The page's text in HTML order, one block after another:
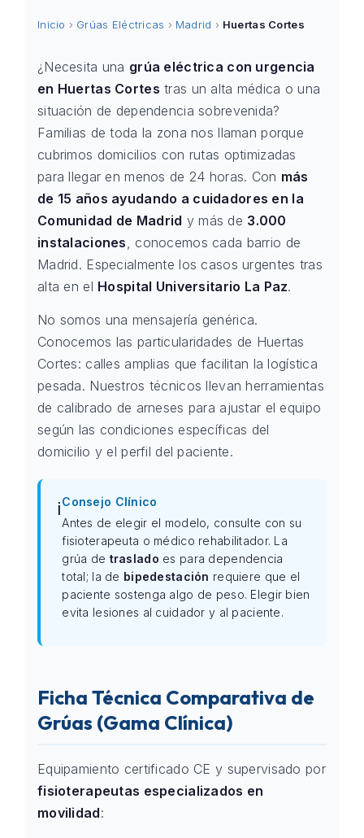
Inicio › Grúas Eléctricas › Madrid › Huertas Cortes
¿Necesita una grúa eléctrica con urgencia
en Huertas Cortes tras un alta médica o una
situación de dependencia sobrevenida?
Familias de toda la zona nos llaman porque
cubrimos domicilios con rutas optimizadas
para llegar en menos de 24 horas. Con más
de 15 años ayudando a cuidadores en la
Comunidad de Madrid y más de 3.000
instalaciones, conocemos cada barrio de
Madrid. Especialmente los casos urgentes tras
alta en el Hospital Universitario La Paz.
No somos una mensajería genérica.
Conocemos las particularidades de Huertas
Cortes: calles amplias que facilitan la logística
pesada. Nuestros técnicos llevan herramientas
de calibrado de arneses para ajustar el equipo
según las condiciones específicas del
domicilio y el perfil del paciente.
ℹ️Consejo Clínico
Antes de elegir el modelo, consulte con su
fisioterapeuta o médico rehabilitador. La
grúa de traslado es para dependencia
total; la de bipedestación requiere que el
paciente sostenga algo de peso. Elegir bien
evita lesiones al cuidador y al paciente.
Ficha Técnica Comparativa de
Grúas (Gama Clínica)
Equipamiento certificado CE y supervisado por
fisioterapeutas especializados en
movilidad: